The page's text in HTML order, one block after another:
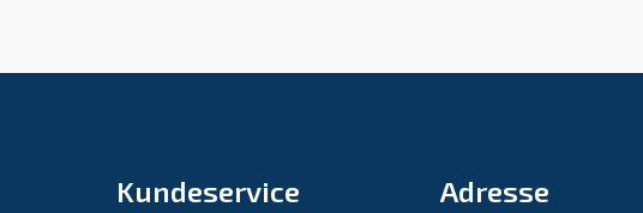
Kundeservice Adresse